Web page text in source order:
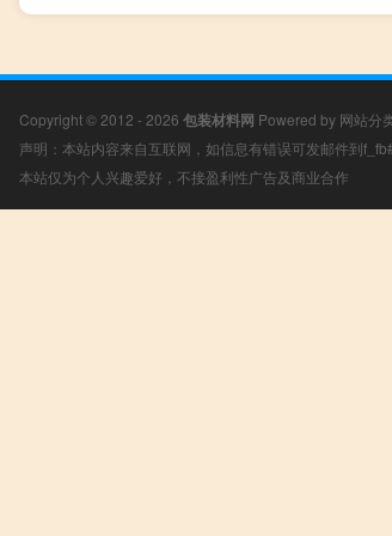
Copyright © 2012 - 2026 包装材料网 Powered by 网站分
声明：本站内容来自互联网，如信息有错误可发邮件到
本站仅为个人兴趣爱好，不接盈利性广告及商业合作